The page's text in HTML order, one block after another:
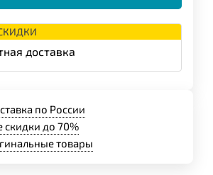
доставка
по России
скидки до 70%
товары